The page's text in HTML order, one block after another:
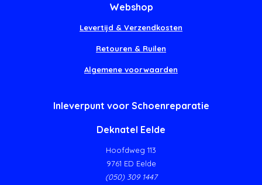
Webshop
Levertijd & Verzendkosten
Retouren & Ruilen
Algemene voorwaarden
Inleverpunt voor Schoenreparatie
Deknatel Eelde
Hoofdweg 113
9761 ED Eelde
(050) 309 1447